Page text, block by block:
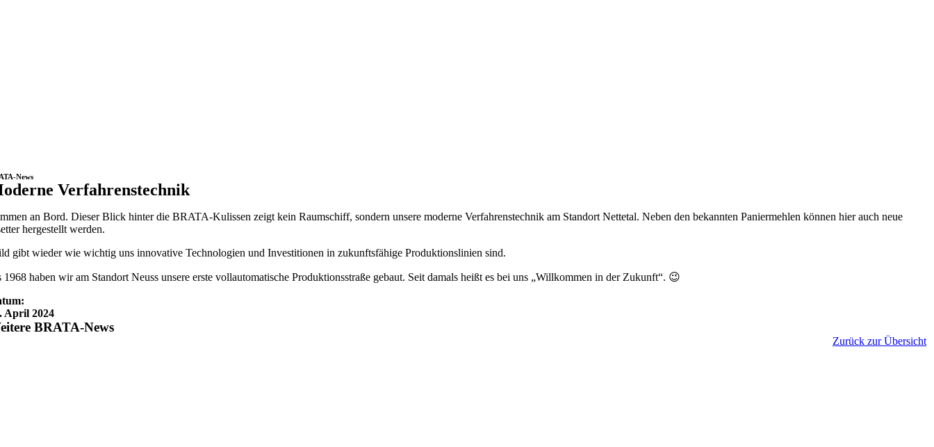
News
Verfahrenstechnik
an Bord. Dieser Blick hinter die BRATA-Kulissen zeigt kein Raumschiff, sondern unsere moderne Verfahrenstechnik am Standort Nettetal. Neben den bekannten Paniermehlen können hier auch neue
hergestellt werden.
gibt wieder wie wichtig uns innovative Technologien und Investitionen in zukunftsfähige Produktionslinien sind.
1968 haben wir am Standort Neuss unsere erste vollautomatische Produktionsstraße gebaut. Seit damals heißt es bei uns „Willkommen in der Zukunft“. 😉
April 2024
BRATA-News
Zurück zur Übersicht